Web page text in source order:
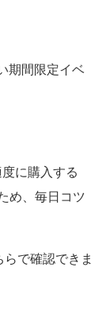
期間限定イベ
に購入する
め、毎日コツ
で確認できま